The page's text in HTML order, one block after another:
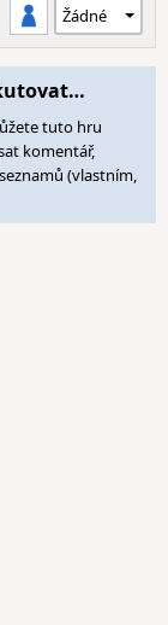
tuto hru
komentář,
(vlastním,